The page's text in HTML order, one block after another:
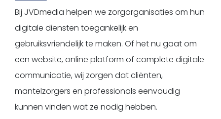
Bij JVDmedia helpen we zorgorganisaties om hun
digitale diensten toegankelijk en
gebruiksvriendelijk te maken. Of het nu gaat om
een website, online platform of complete digitale
communicatie, wij zorgen dat cliënten,
mantelzorgers en professionals eenvoudig
kunnen vinden wat ze nodig hebben.